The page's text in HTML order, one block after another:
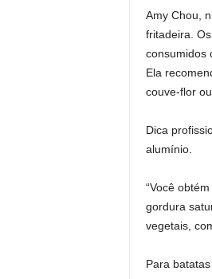
Amy Chou,
fritadeira.
consumidos
Ela
couve-flor
Dica
alumínio.
“Você
gordura
vegetais,
Para